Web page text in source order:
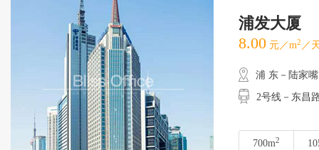
浦发大厦
8.00 元／m2 ／
浦 东－陆家嘴
2号线－东昌路
700m2